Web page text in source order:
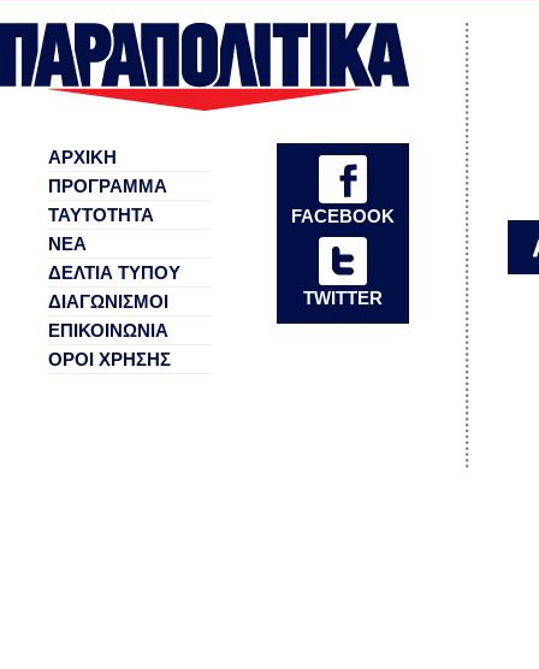
FACEBOOK
TWITTER
ΑΡΧΙΚΗ
ΠΡΟΓΡΑΜΜΑ
ΤΑΥΤΟΤΗΤΑ
ΝΕΑ
ΔΕΛΤΙΑ ΤΥΠΟΥ
ΔΙΑΓΩΝΙΣΜΟΙ
ΕΠΙΚΟΙΝΩΝΙΑ
ΟΡΟΙ ΧΡΗΣΗΣ